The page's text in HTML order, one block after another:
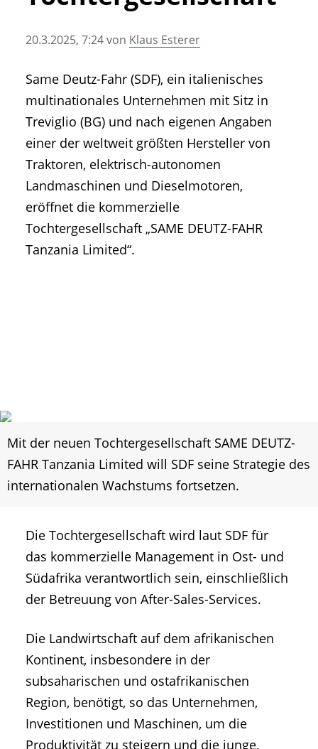
• Geschichte und Geschichten
• Messen und Veranstaltungen
• Agritechnica Neuheiten Archiv
• Artikel nach Hersteller/Marke
20.3.2025, 7:24von Klaus Esterer
Same Deutz-Fahr (SDF), ein italienisches
multinationales Unternehmen mit Sitz in
Treviglio (BG) und nach eigenen Angaben
einer der weltweit größten Hersteller von
Traktoren, elektrisch-autonomen
Landmaschinen und Dieselmotoren,
eröffnet die kommerzielle
Tochtergesellschaft „SAME DEUTZ-FAHR
Tanzania Limited“.
Mit der neuen Tochtergesellschaft SAME DEUTZ-
FAHR Tanzania Limited will SDF seine Strategie des
internationalen Wachstums fortsetzen.
Die Tochtergesellschaft wird laut SDF für
das kommerzielle Management in Ost- und
Südafrika verantwortlich sein, einschließlich
der Betreuung von After-Sales-Services.
Die Landwirtschaft auf dem afrikanischen
Kontinent, insbesondere in der
subsaharischen und ostafrikanischen
Region, benötigt, so das Unternehmen,
Investitionen und Maschinen, um die
Produktivität zu steigern und die junge,